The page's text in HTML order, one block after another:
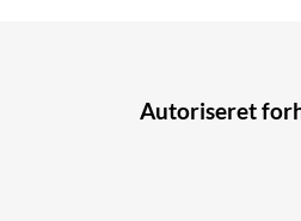
Autoriseret